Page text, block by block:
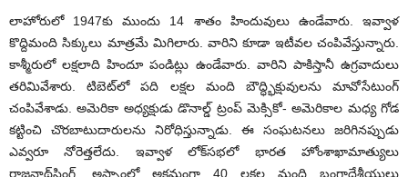
లాహోరులో 1947కు ముందు 14 శాతం హిందువులు ఉండేవారు. ఇవ్వాళ
కొద్దిమంది సిక్కులు మాత్రమే మిగిలారు. వారిని కూడా ఇటీవల చంపివేస్తున్నారు.
కాశ్మీరులో లక్షలాది హిందూ పండిట్లు ఉండేవారు. వారిని పాకిస్తానీ ఉగ్రవాదులు
తరిమివేశారు. టిబెట్‌లో పది లక్షల మంది బౌద్ధ్భిక్షువులను మావోసేటుంగ్
చంపివేశాడు. అమెరికా అధ్యక్షుడు డొనాల్డ్ ట్రంప్ మెక్సికో- అమెరికాల మధ్య గోడ
కట్టించి చొరబాటుదారులను నిరోధిస్తున్నాడు. ఈ సంఘటనలు జరిగినప్పుడు
ఎవ్వరూ నోరెత్తలేదు. ఇవ్వాళ లోక్‌సభలో భారత హోంశాఖామాత్యులు
రాజనాథ్‌సింగ్, అస్సాంలో అక్రమంగా 40 లక్షల మంది బంగ్లాదేశీయులు